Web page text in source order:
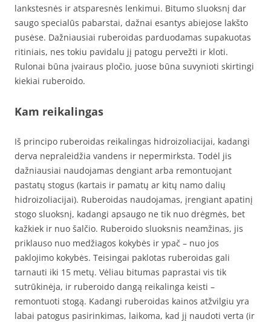
lankstesnės ir atsparesnės lenkimui. Bitumo sluoksnį dar
saugo specialūs pabarstai, dažnai esantys abiejose lakšto
pusėse. Dažniausiai ruberoidas parduodamas supakuotas
ritiniais, nes tokiu pavidalu jį patogu pervežti ir kloti.
Rulonai būna įvairaus pločio, juose būna suvynioti skirtingi
kiekiai ruberoido.
Kam reikalingas
Iš principo ruberoidas reikalingas hidroizoliacijai, kadangi
derva nepraleidžia vandens ir nepermirksta. Todėl jis
dažniausiai naudojamas dengiant arba remontuojant
pastatų stogus (kartais ir pamatų ar kitų namo dalių
hidroizoliacijai). Ruberoidas naudojamas, įrengiant apatinį
stogo sluoksnį, kadangi apsaugo ne tik nuo drėgmės, bet
kažkiek ir nuo šalčio. Ruberoido sluoksnis neamžinas, jis
priklauso nuo medžiagos kokybės ir ypač – nuo jos
paklojimo kokybės. Teisingai paklotas ruberoidas gali
tarnauti iki 15 metų. Vėliau bitumas paprastai vis tik
sutrūkinėja, ir ruberoido dangą reikalinga keisti –
remontuoti stogą. Kadangi ruberoidas kainos atžvilgiu yra
labai patogus pasirinkimas, laikoma, kad jį naudoti verta (ir